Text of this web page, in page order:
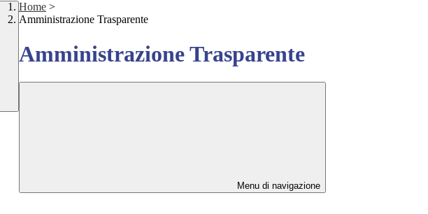
Home >
Amministrazione Trasparente
Amministrazione Trasparente
Menu di navigazione